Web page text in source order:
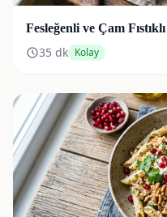
Fesleğenli ve Çam
35 dk Kolay